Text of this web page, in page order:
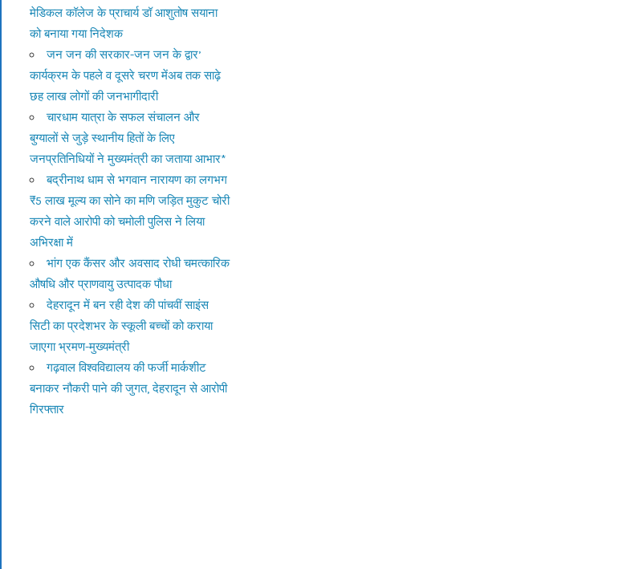
मेडिकल कॉलेज के प्राचार्य डॉ आशुतोष सयाना
को बनाया गया निदेशक
जन जन की सरकार-जन जन के द्वार’
कार्यक्रम के पहले व दूसरे चरण मेंअब तक साढ़े
छह लाख लोगों की जनभागीदारी
चारधाम यात्रा के सफल संचालन और
बुग्यालों से जुड़े स्थानीय हितों के लिए
जनप्रतिनिधियों ने मुख्यमंत्री का जताया आभार*
बद्रीनाथ धाम से भगवान नारायण का लगभग
₹5 लाख मूल्य का सोने का मणि जड़ित मुकुट चोरी
करने वाले आरोपी को चमोली पुलिस ने लिया
अभिरक्षा में
भांग एक कैंसर और अवसाद रोधी चमत्कारिक
औषधि और प्राणवायु उत्पादक पौधा
देहरादून में बन रही देश की पांचवीं साइंस
सिटी का प्रदेशभर के स्कूली बच्चों को कराया
जाएगा भ्रमण-मुख्यमंत्री
गढ़वाल विश्वविद्यालय की फर्जी मार्कशीट
बनाकर नौकरी पाने की जुगत, देहरादून से आरोपी
गिरफ्तार